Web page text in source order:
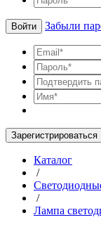
Войти Забыли
Зарегистрироваться
Каталог
/
/
Лампа